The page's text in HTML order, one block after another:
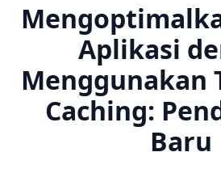
Aplikasi
Menggunakan
Caching:
Baru